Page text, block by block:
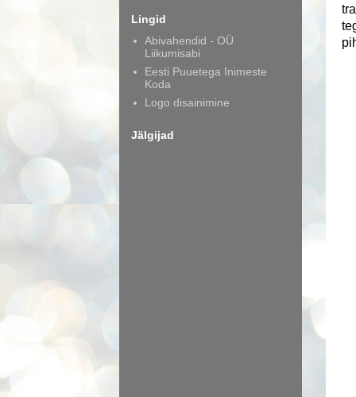
Lingid
Abivahendid - OÜ
Liikumisabi
Eesti Puuetega Inimeste
Koda
Logo disainimine
Jälgijad